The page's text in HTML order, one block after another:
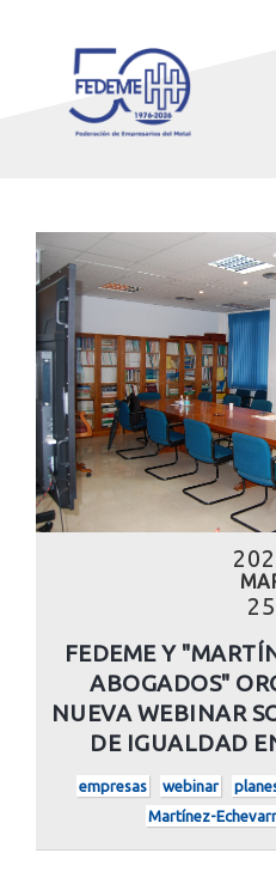
25
FEDEME Y
ABOGADOS"
NUEVA WEBINAR
DE IGUALDAD
empresas webinar
Martínez-